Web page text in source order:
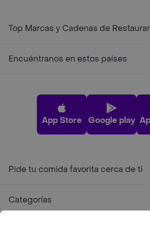
Top Marcas y Cadenas de
Encuéntranos en estos países
App Store Google play
Pide tu comida favorita cerca de ti
Categorías